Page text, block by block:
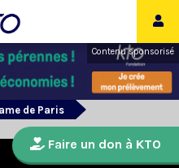
Contenu sponsorisé
de Paris
Faire un don à KTO